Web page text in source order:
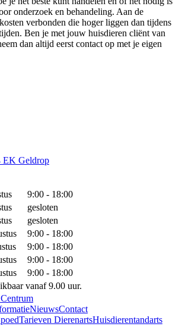
onderzoek en behandeling. Aan de
verbonden die hoger liggen dan tijdens
Ben je met jouw huisdieren cliënt van
dan altijd eerst contact op met je eigen
EK Geldrop
9:00 - 18:00
gesloten
gesloten
9:00 - 18:00
9:00 - 18:00
9:00 - 18:00
9:00 - 18:00
vanaf 9.00 uur.
NieuwsContact
Tarieven DierenartsHuisdierentandarts